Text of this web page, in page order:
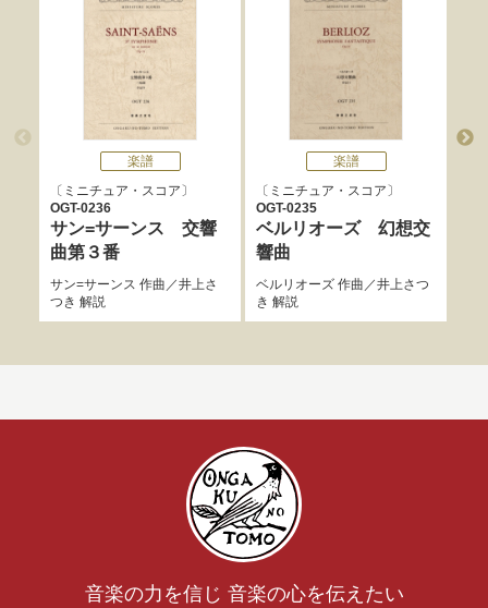
楽譜
ミニチュア・スコア
OGT-0236
サン=サーンス 交響
曲第３番
サン=サーンス 作曲／井上さ
つき 解説
楽譜
ミニチュア・スコア
OGT-0235
ベルリオーズ 幻想交
響曲
ベルリオーズ作曲／井上さつ
き 解説
音楽の力を信じ 音楽の心を伝えたい